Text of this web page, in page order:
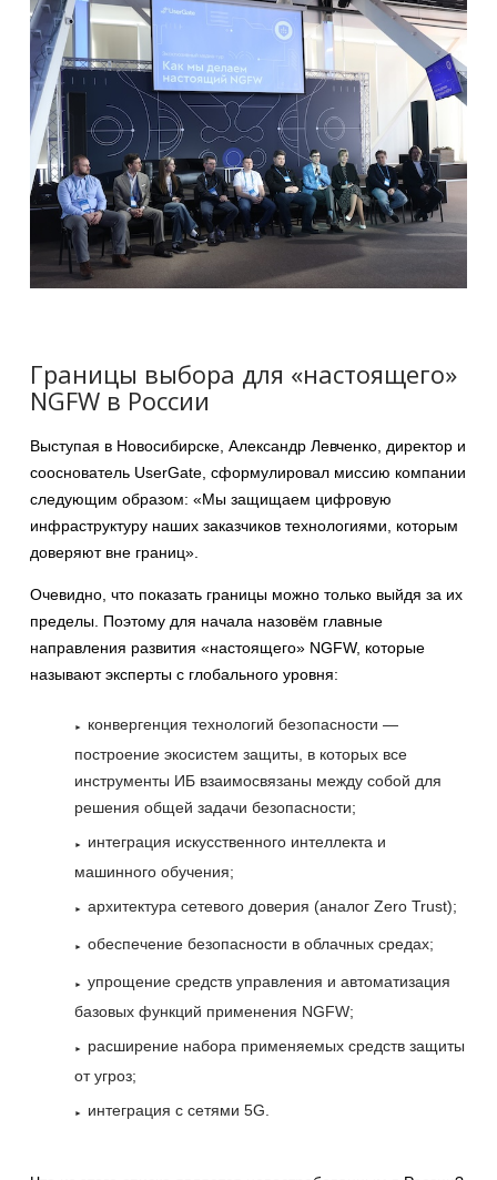
Границы выбора для «настоящего»
NGFW в России
Выступая в Новосибирске, Александр Левченко, директор и
сооснователь UserGate, сформулировал миссию компании
следующим образом: «Мы защищаем цифровую
инфраструктуру наших заказчиков технологиями, которым
доверяют вне границ».
Очевидно, что показать границы можно только выйдя за их
пределы. Поэтому для начала назовём главные
направления развития «настоящего» NGFW, которые
называют эксперты с глобального уровня:
конвергенция технологий безопасности —
построение экосистем защиты, в которых все
инструменты ИБ взаимосвязаны между собой для
решения общей задачи безопасности;
интеграция искусственного интеллекта и
машинного обучения;
архитектура сетевого доверия (аналог Zero Trust);
обеспечение безопасности в облачных средах;
упрощение средств управления и автоматизация
базовых функций применения NGFW;
расширение набора применяемых средств защиты
от угроз;
интеграция с сетями 5G.